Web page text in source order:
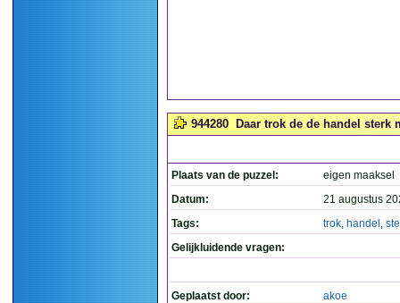
944280 Daar trok de de handel sterk
Plaats van de puzzel:
eigen maaksel
Datum:
21 augustus
Tags:
trok, handel ,
Gelijkluidende vragen:
Geplaatst door: akoe